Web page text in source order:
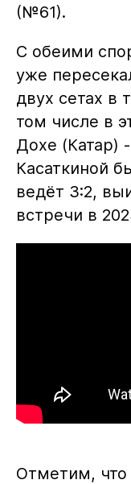
(№61).
С обеими
уже
двух сетах в
том числе в
Дохе (Катар)
Касаткиной
ведёт 3:2,
встречи в
Отметим, что